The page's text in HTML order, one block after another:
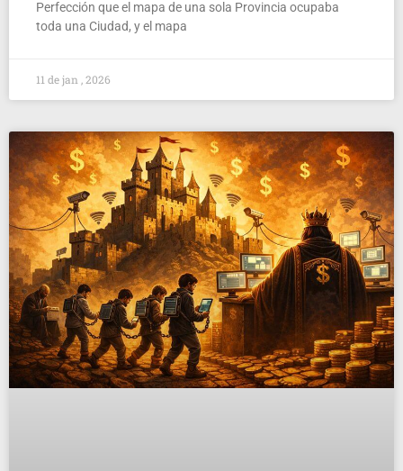
Perfección que el mapa de una sola Provincia ocupaba
toda una Ciudad, y el mapa
11 de jan , 2026